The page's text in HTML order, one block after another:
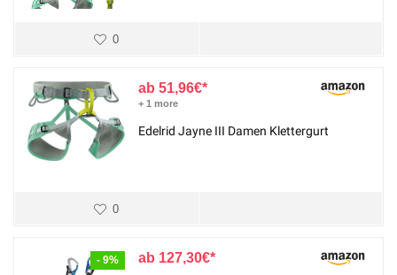
0
51,96€
+ 1 more
Edelrid Jayne III Damen Klettergurt
0
- 9% 127,30€